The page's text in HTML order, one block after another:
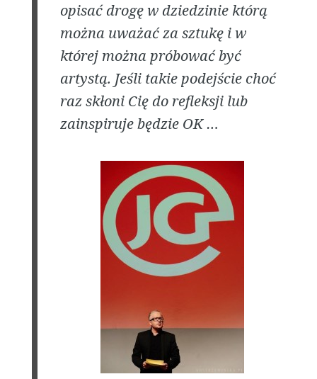
opisać drogę w dziedzinie którą
można uważać za sztukę i w
której można próbować być
artystą. Jeśli takie podejście choć
raz skłoni Cię do refleksji lub
zainspiruje będzie OK …